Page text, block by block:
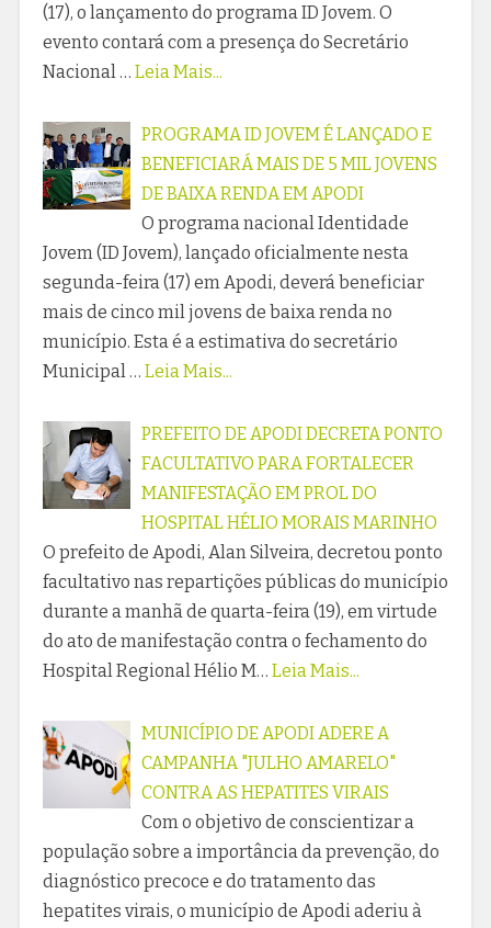
(17), o lançamento do programa ID Jovem. O
evento contará com a presença do Secretário
Nacional … Leia Mais...
PROGRAMA ID JOVEM É LANÇADO E
BENEFICIARÁ MAIS DE 5 MIL JOVENS
DE BAIXA RENDA EM APODI
O programa nacional Identidade
Jovem (ID Jovem), lançado oficialmente nesta
segunda-feira (17) em Apodi, deverá beneficiar
mais de cinco mil jovens de baixa renda no
município. Esta é a estimativa do secretário
Municipal … Leia Mais...
PREFEITO DE APODI DECRETA PONTO
FACULTATIVO PARA FORTALECER
MANIFESTAÇÃO EM PROL DO
HOSPITAL HÉLIO MORAIS MARINHO
O prefeito de Apodi, Alan Silveira, decretou ponto
facultativo nas repartições públicas do município
durante a manhã de quarta-feira (19), em virtude
do ato de manifestação contra o fechamento do
Hospital Regional Hélio M… Leia Mais...
MUNICÍPIO DE APODI ADERE A
CAMPANHA "JULHO AMARELO"
CONTRA AS HEPATITES VIRAIS
Com o objetivo de conscientizar a
população sobre a importância da prevenção, do
diagnóstico precoce e do tratamento das
hepatites virais, o município de Apodi aderiu à